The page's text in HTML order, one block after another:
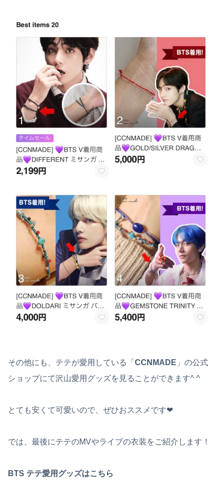
その他にも、テテが愛用している「 CCNMADE 」の公式
ショップにて沢山愛用グッズを見ることができます^ ^
とても安くて可愛いので、ぜひおススメです❤︎
では、最後にテテのMVやライブの衣装をご紹介します！
BTS テテ愛用グッズはこちら